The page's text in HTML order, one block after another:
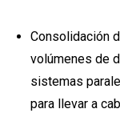
Consolidación
volúmenes de
sistemas
para llevar a